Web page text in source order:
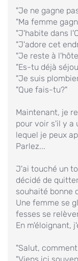
"Je ne gagne
"Ma femme
"J'habite dans
"J'adore cet
"Je reste à
"Es-tu déjà
"Je suis
"Que fais-tu?"
Maintenant, je
pour voir s'il y
lequel je peux
Parlez...
J'ai touché un
décidé de
souhaité bonne
Une femme se
fesses se
En m'éloignant,
"Salut,